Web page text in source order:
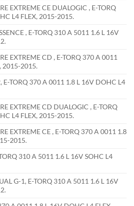
EXTREME CE DUALOGIC , E-TORQ
L4 FLEX, 2015-2015.
, E-TORQ 310 A 5011 1.6 L 16V
EXTREME CD , E-TORQ 370 A 0011
2015-2015.
E-TORQ 370 A 0011 1.8 L 16V DOHC L4
EXTREME CD DUALOGIC , E-TORQ
L4 FLEX, 2015-2015.
EXTREME CE , E-TORQ 370 A 0011 1.8
2015.
310 A 5011 1.6 L 16V SOHC L4
G-1, E-TORQ 310 A 5011 1.6 L 16V